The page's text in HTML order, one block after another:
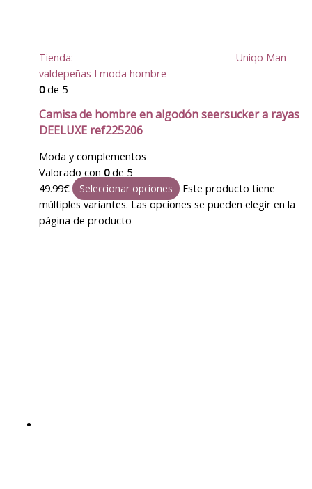
Tienda:
Uniqo Man
valdepeñas I moda hombre
0de 5
Camisa de hombre en algodón seersucker a rayas
DEELUXE ref225206
Moda y complementos
Valorado con 0de 5
49.99€ Seleccionar opciones
Este producto tiene
múltiples variantes. Las opciones se pueden elegir en la
página de producto